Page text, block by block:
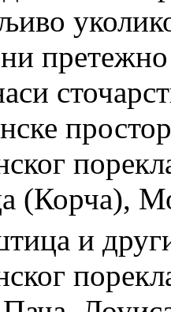
(Корча),
и